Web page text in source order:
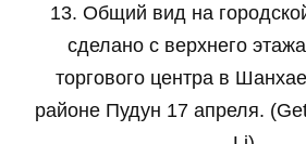
13. Общий вид на
сделано с верхнего
торгового центра в
районе Пудун 17 апреля.